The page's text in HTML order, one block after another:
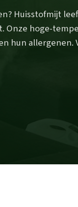
Huisstofmijt
Onze hoge-
hun allergenen.